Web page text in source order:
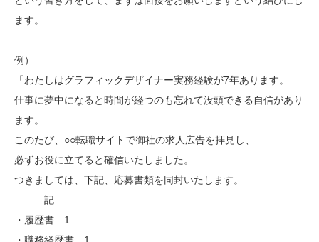
ます。
例）
「わたしはグラフィックデザイナー実務経験が7年あります。
仕事に夢中になると時間が経つのも忘れて没頭できる自信があり
ます。
このたび、○○転職サイトで御社の求人広告を拝見し、
必ずお役に立てると確信いたしました。
つきましては、下記、応募書類を同封いたします。
———記———
・履歴書 1